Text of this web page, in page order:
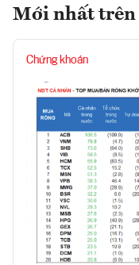
Mới nhất trên
Chứng khoán